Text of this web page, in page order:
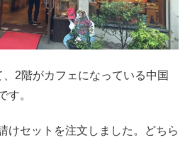
2階がカフェになっている中国
す。
けセットを注文しました。どちら